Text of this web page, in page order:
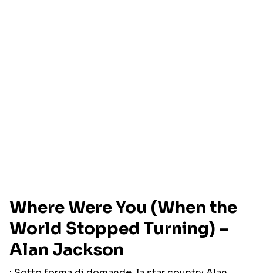
Where Were You (When the
World Stopped Turning) –
Alan Jackson